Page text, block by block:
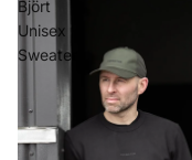
Björt
Unisex
Sweater